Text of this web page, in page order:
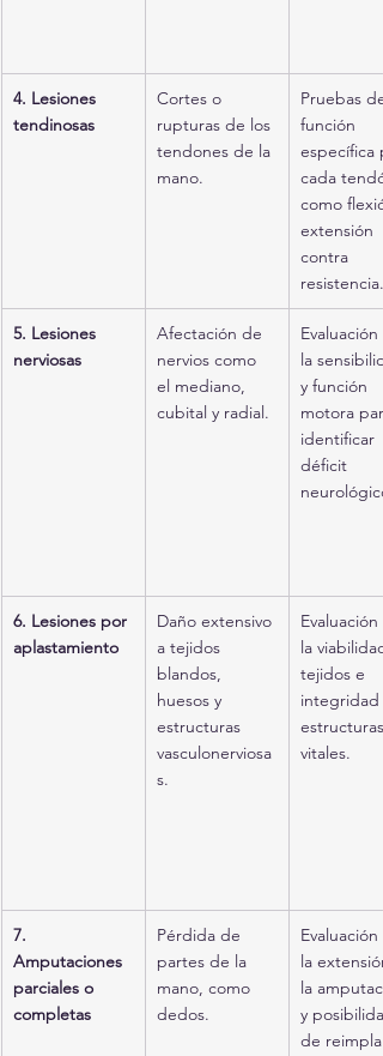
4. Lesiones
tendinosas
Cortes o
rupturas de los
tendones de la
mano.
Pruebas de
función
específica
cada
como
extensión
contra
resistencia.
5. Lesiones
nerviosas
Afectación de
nervios como
el mediano,
cubital y radial.
Evaluación
la
y función
motora
identificar
déficit
neurológico.
6. Lesiones por
aplastamiento
Daño extensivo
a tejidos
blandos,
huesos y
estructuras
vasculonerviosa
s.
Evaluación
la
tejidos e
integridad
estructuras
vitales.
7.
Amputaciones
parciales o
completas
Pérdida de
partes de la
mano, como
dedos.
Evaluación
la
la
y
de